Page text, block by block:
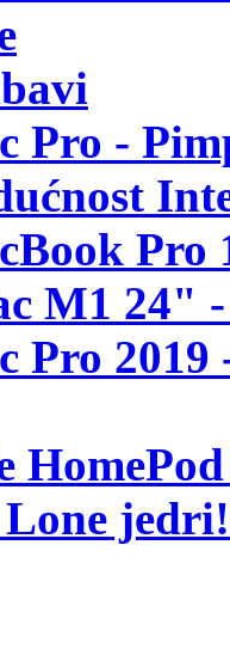
Pro -
Pro
M1 24"
Pro
jedri!